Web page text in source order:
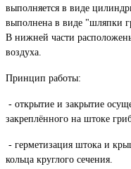
выполняется в виде
выполнена в виде "шляпки
В нижней части
воздуха.
Принцип работы:
- открытие и закрытие
закреплённого на штоке
- герметизация штока и
кольца круглого сечения.